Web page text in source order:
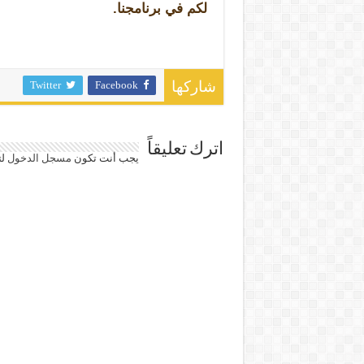
لكم في برنامجنا.
شاركها Facebook
Twitter
اترك تعليقاً يجب أنت تكون مسجل الدخول